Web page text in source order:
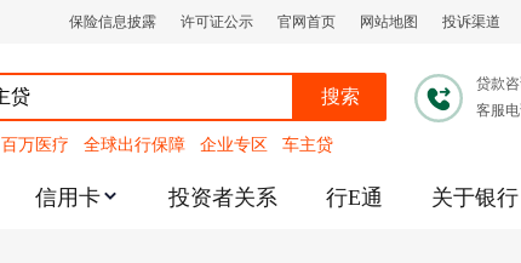
保险信息披露 许可证公示 官网首页 网站地图 投诉渠道
搜索
贷款
客服
百万医疗 全球出行保障 企业专区 车主贷
信用卡 投资者关系 行E通 关于银行